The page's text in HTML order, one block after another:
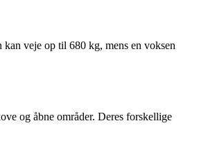
veje op til 680 kg, mens en voksen
og åbne områder. Deres forskellige